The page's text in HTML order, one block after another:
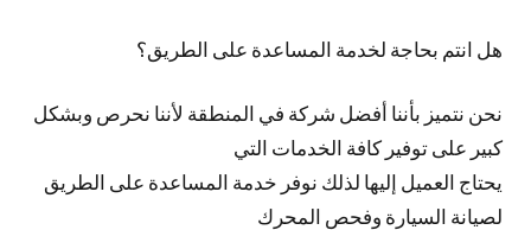
هل انتم بحاجة لخدمة المساعدة على الطريق؟
نحن نتميز بأننا أفضل شركة في المنطقة لأننا نحرص وبشكل
كبير على توفير كافة الخدمات التي
يحتاج العميل إليها لذلك نوفر خدمة المساعدة على الطريق
لصيانة السيارة وفحص المحرك